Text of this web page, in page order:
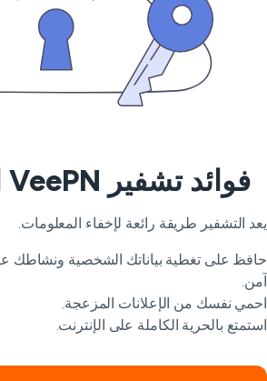
فوائد تشفير VeePN الخاصة بك
التشفير طريقة رائعة لإخفاء المعلومات.
على تغطية بياناتك الشخصية ونشاطك
نفسك من الإعلانات المزعجة.
بالحرية الكاملة على الإنترنت.